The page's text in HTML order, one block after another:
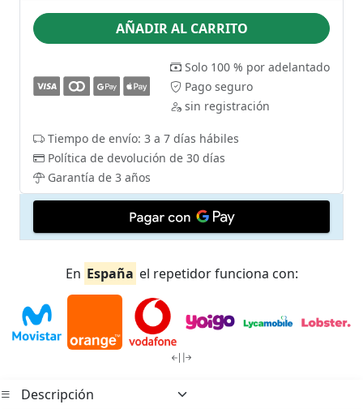
AÑADIR AL CARRITO
Solo 100 % por adelantado
Pago seguro
sin registración
Tiempo de envío: 3 a 7 días hábiles
Política de devolución de 30 días
Garantía de 3 años
En España el repetidor funciona con: